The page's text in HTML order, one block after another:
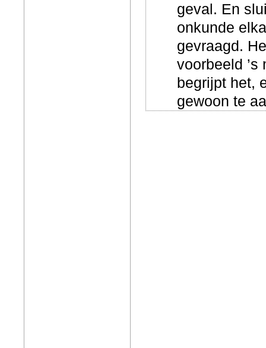
geval. En
onkunde
gevraagd.
voorbeeld
begrijpt het,
gewoon te